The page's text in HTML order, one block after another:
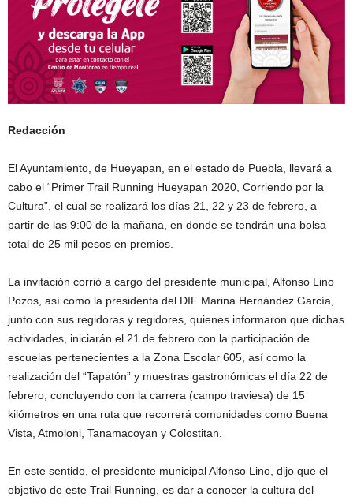
Redacción
El Ayuntamiento, de Hueyapan, en el estado de Puebla, llevará a
cabo el “Primer Trail Running Hueyapan 2020, Corriendo por la
Cultura”, el cual se realizará los días 21, 22 y 23 de febrero, a
partir de las 9:00 de la mañana, en donde se tendrán una bolsa
total de 25 mil pesos en premios.
La invitación corrió a cargo del presidente municipal, Alfonso Lino
Pozos, así como la presidenta del DIF Marina Hernández García,
junto con sus regidoras y regidores, quienes informaron que dichas
actividades, iniciarán el 21 de febrero con la participación de
escuelas pertenecientes a la Zona Escolar 605, así como la
realización del “Tapatón” y muestras gastronómicas el día 22 de
febrero, concluyendo con la carrera (campo traviesa) de 15
kilómetros en una ruta que recorrerá comunidades como Buena
Vista, Atmoloni, Tanamacoyan y Colostitan.
En este sentido, el presidente municipal Alfonso Lino, dijo que el
objetivo de este Trail Running, es dar a conocer la cultura del